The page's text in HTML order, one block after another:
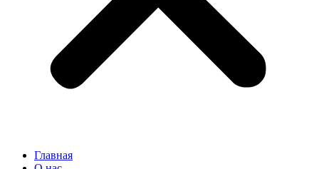
Главная